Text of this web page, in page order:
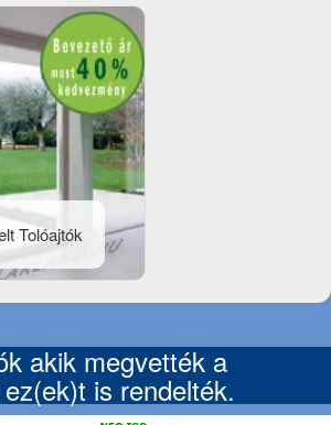
Tolóajtók
akik megvették a
is rendelték.